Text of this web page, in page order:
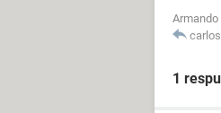
Armando
1